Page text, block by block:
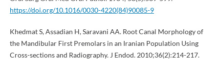
https://doi.org/10.1016/0030-4220(84)90085-9
Khedmat S, Assadian H, Saravani AA. Root Canal Morphology of
the Mandibular First Premolars in an Iranian Population Using
Cross-sections and Radiography. J Endod. 2010;36(2):214-217.